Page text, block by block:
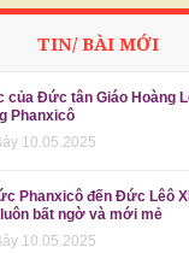
TIN/ BÀI MỚI
của Đức tân Giáo Hoàng
Phanxicô
10.05.2025
Phanxicô đến Đức Lêô
bất ngờ và mới mẻ
10.05.2025